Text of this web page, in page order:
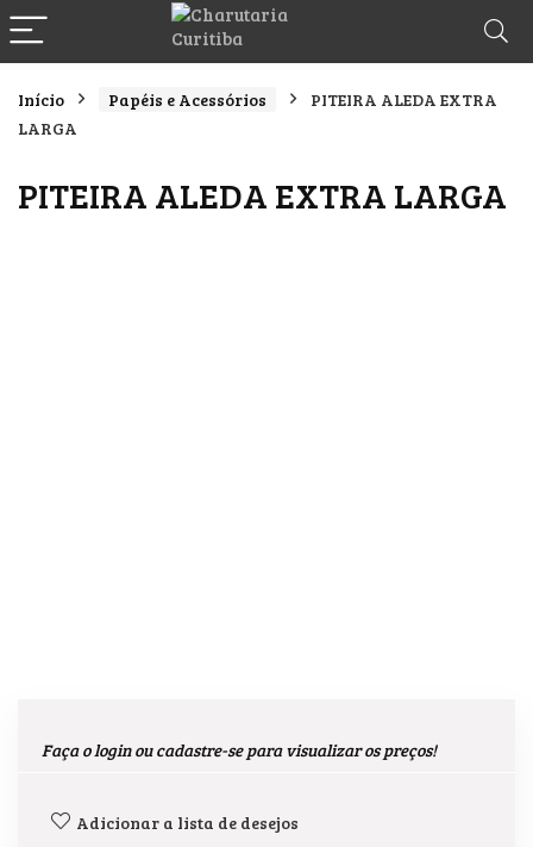
Início Papéis e Acessórios
PITEIRA ALEDA EXTRA
LARGA
PITEIRA ALEDA EXTRA LARGA
Faça o login ou cadastre-se para visualizar os preços!
Adicionar a lista de desejos